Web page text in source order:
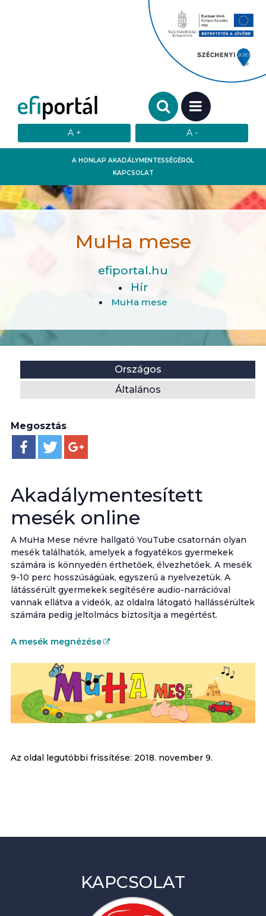
A HONLAP AKADÁLYMENTESSÉGÉRŐL
KAPCSOLAT
Keresendő szó:
MENÜ
MuHa mese
efiportal.hu
Hír
MuHa mese
Országos
Általános
Megosztás
Akadálymentesített
mesék online
A MuHa Mese névre hallgató YouTube csatornán olyan
mesék találhatók, amelyek a fogyatékos gyermekek
számára is könnyedén érthetőek, élvezhetőek. A mesék
9-10 perc hosszúságúak, egyszerű a nyelvezetük. A
látássérült gyermekek segítésére audio-narrációval
vannak ellátva a videók, az oldalra látogató hallássérültek
számára pedig jeltolmács biztosítja a megértést.
A mesék megnézése
Az oldal legutóbbi frissítése: 2018. november 9.
KAPCSOLAT